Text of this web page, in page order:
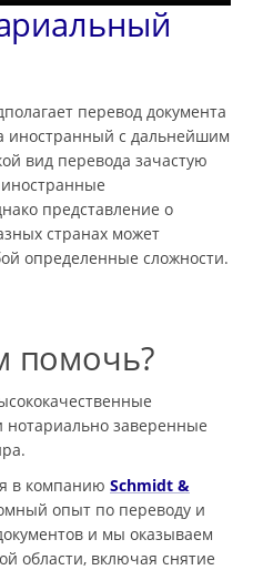
перевод документа
иностранный с дальнейшим
вид перевода зачастую
представление о
странах может
определенные сложности.
помочь?
нотариально заверенные
в компанию Schmidt &
опыт по переводу и
и мы оказываем
области, включая снятие